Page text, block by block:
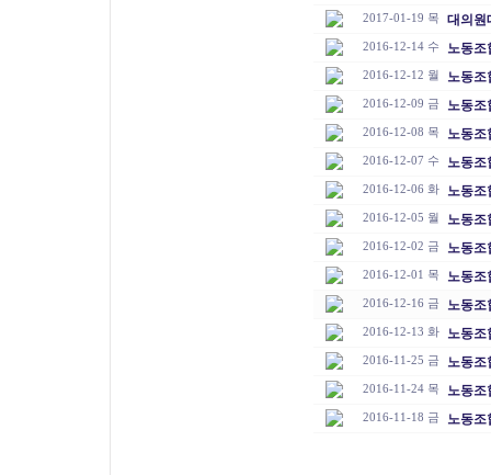
2017-01-19 목 대의원
2016-12-14 수 노동조
2016-12-12 월 노동조
2016-12-09 금 노동조
2016-12-08 목 노동조
2016-12-07 수 노동조
2016-12-06 화 노동조
2016-12-05 월 노동조
2016-12-02 금 노동조
2016-12-01 목 노동조
2016-12-16 금 노동조
2016-12-13 화 노동조
2016-11-25 금 노동조
2016-11-24 목 노동조
2016-11-18 금 노동조